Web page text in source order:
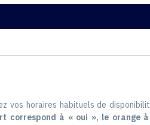
vos horaires habituels de
correspond à « oui », le orange